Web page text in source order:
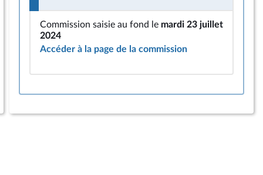
Commission saisie au fond le mardi 23 juillet
2024
Accéder à la page de la commission